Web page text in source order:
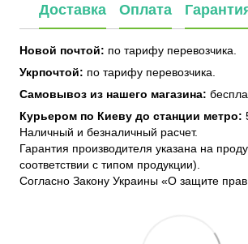
Доставка Оплата
Новой почтой: по тарифу перевозчика.
Укрпочтой: по тарифу перевозчика.
Самовывоз из нашего магазина:
Курьером по Киеву до станции метро:
Наличный и безналичный расчет.
Гарантия производителя указана на
соответствии с типом продукции).
Согласно Закону Украины «О защите